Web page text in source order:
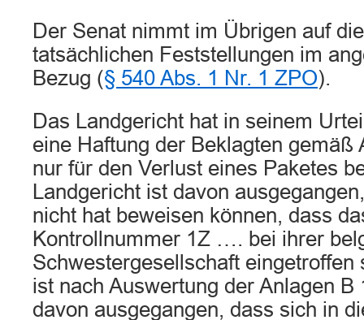
Der Senat nimmt im Übrigen auf
tatsächlichen Feststellungen im
Bezug (§ 540 Abs. 1 Nr. 1 ZPO).
Das Landgericht hat in seinem
eine Haftung der Beklagten gemäß
nur für den Verlust eines Paketes
Landgericht ist davon
nicht hat beweisen können, dass
Kontrollnummer 1Z …. bei ihrer
Schwestergesellschaft eingetroffen
ist nach Auswertung der Anlagen B
davon ausgegangen, dass sich in